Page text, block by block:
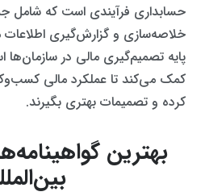
حسابداری فرآیندی است که شامل
خلاصه‌سازی و گزارش‌گیری اطلاعات
پایه تصمیم‌گیری مالی در
کمک می‌کند تا عملکرد مالی
کرده و تصمیمات بهتری بگیرند.
بهترین